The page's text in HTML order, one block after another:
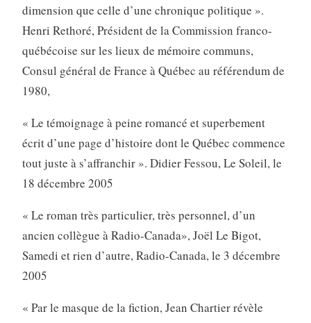
dimension que celle d’une chronique politique ».
Henri Rethoré, Président de la Commission franco-
québécoise sur les lieux de mémoire communs,
Consul général de France à Québec au référendum de
1980,
« Le témoignage à peine romancé et superbement
écrit d’une page d’histoire dont le Québec commence
tout juste à s’affranchir ». Didier Fessou, Le Soleil, le
18 décembre 2005
« Le roman très particulier, très personnel, d’un
ancien collègue à Radio-Canada», Joël Le Bigot,
Samedi et rien d’autre, Radio-Canada, le 3 décembre
2005
« Par le masque de la fiction, Jean Chartier révèle